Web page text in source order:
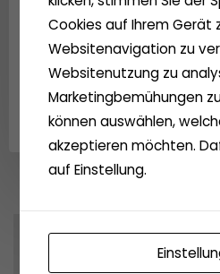
vergeben.
Cookies auf Ihrem Gerät
Websitenavigation zu
Websitenutzung zu
Marketingbemühungen
können auswählen,
akzeptieren möchten.
auf Einstellung.